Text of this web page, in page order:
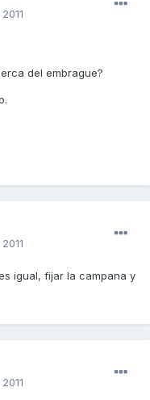
del embrague?
igual, fijar la campana y